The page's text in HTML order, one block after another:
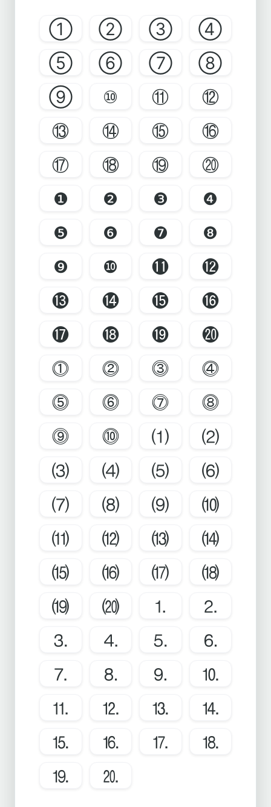
① ② ③
④
⑤
⑥ ⑦
⑧
⑨
⑩ ⑪
⑫
⑬
⑭ ⑮
⑯
⑰
⑱ ⑲
⑳
❶
❷ ❸
❹
❺
❻ ❼
❽
❾
❿ ⓫
⓬
⓭
⓮ ⓯
⓰
⓱
⓲ ⓳
⓴
⓵
⓶ ⓷
⓸
⓹
⓺ ⓻
⓼
⓽
⓾ ⑴
⑵
⑶
⑷ ⑸
⑹
⑺
⑻ ⑼
⑽
⑾
⑿ ⒀
⒁
⒂
⒃ ⒄
⒅
⒆
⒇ ⒈
⒉
⒊
⒋ ⒌
⒍
⒎
⒏ ⒐
⒑
⒒
⒓ ⒔
⒕
⒖
⒗ ⒘
⒙
⒚
⒛